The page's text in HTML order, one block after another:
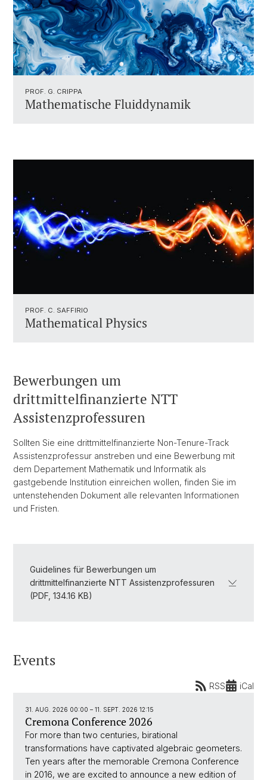
PROF. G. CRIPPA
Mathematische Fluiddynamik
PROF. C. SAFFIRIO
Mathematical Physics
Bewerbungen um
drittmittelfinanzierte NTT
Assistenzprofessuren
Sollten Sie eine drittmittelfinanzierte Non-Tenure-Track
Assistenzprofessur anstreben und eine Bewerbung mit
dem Departement Mathematik und Informatik als
gastgebende Institution einreichen wollen, finden Sie im
untenstehenden Dokument alle relevanten Informationen
und Fristen.
Guidelines für Bewerbungen um
drittmittelfinanzierte NTT Assistenzprofessuren
(PDF, 134.16 KB)
Events
RSS iCal
31. AUG. 2026 00:00 – 11. SEPT. 2026 12:15
Cremona Conference 2026
For more than two centuries, birational
transformations have captivated algebraic geometers.
Ten years after the memorable Cremona Conference
in 2016, we are excited to announce a new edition of